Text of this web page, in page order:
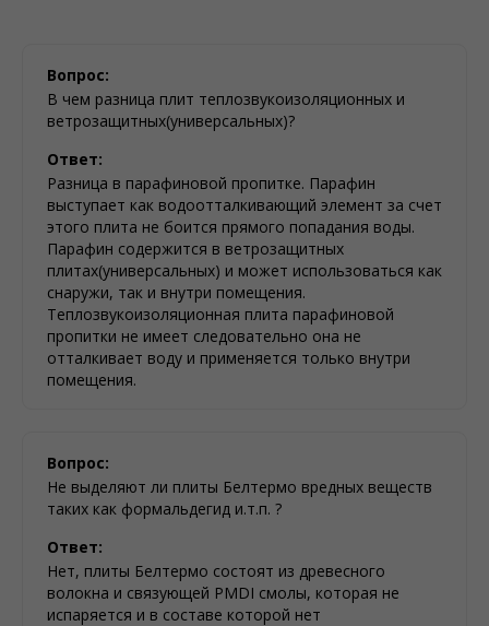
Вопрос:
В чем разница плит теплозвукоизоляционных и
ветрозащитных(универсальных)?
Ответ:
Разница в парафиновой пропитке. Парафин
выступает как водоотталкивающий элемент за счет
этого плита не боится прямого попадания воды.
Парафин содержится в ветрозащитных
плитах(универсальных) и может использоваться как
снаружи, так и внутри помещения.
Теплозвукоизоляционная плита парафиновой
пропитки не имеет следовательно она не
отталкивает воду и применяется только внутри
помещения.
Вопрос:
Не выделяют ли плиты Белтермо вредных веществ
таких как формальдегид и.т.п. ?
Ответ:
Нет, плиты Белтермо состоят из древесного
волокна и связующей PMDI смолы, которая не
испаряется и в составе которой нет